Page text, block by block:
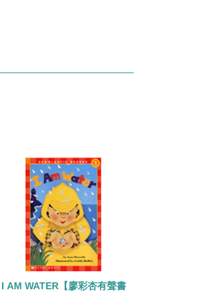
I AM WATER【廖彩杏有聲書